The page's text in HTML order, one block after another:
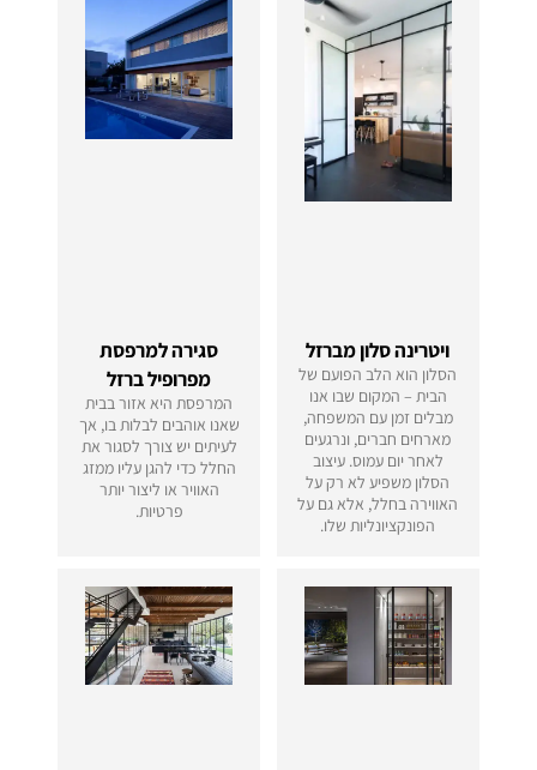
ויטרינה סלון מברזל
הסלון הוא הלב הפועם של
הבית – המקום שבו אנו
מבלים זמן עם המשפחה,
מארחים חברים, ונרגעים
לאחר יום עמוס. עיצוב
הסלון משפיע לא רק על
האווירה בחלל, אלא גם על
הפונקציונליות שלו.
סגירה למרפסת
מפרופיל ברזל
המרפסת היא אזור בבית
שאנו אוהבים לבלות בו, אך
לעיתים יש צורך לסגור את
החלל כדי להגן עליו ממזג
האוויר או ליצור יותר
פרטיות.